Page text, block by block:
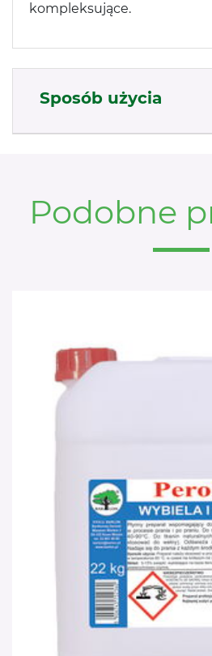
kompleksujące.
Sposób użycia
Podobne